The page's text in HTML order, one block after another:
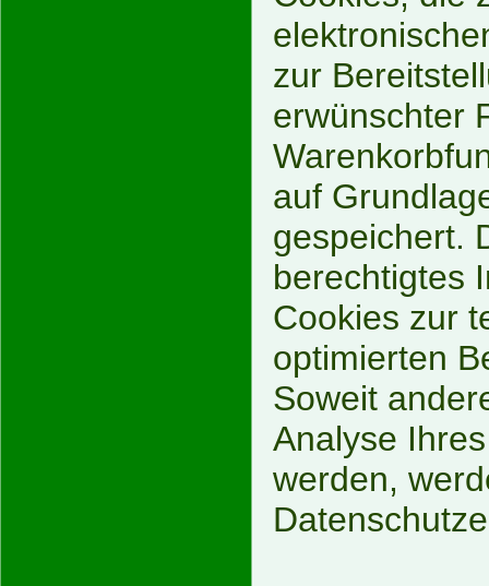
zur
erwünschter
auf
gespeichert.
berechtigtes
Cookies zur
optimierten
Soweit
Analyse
werden,